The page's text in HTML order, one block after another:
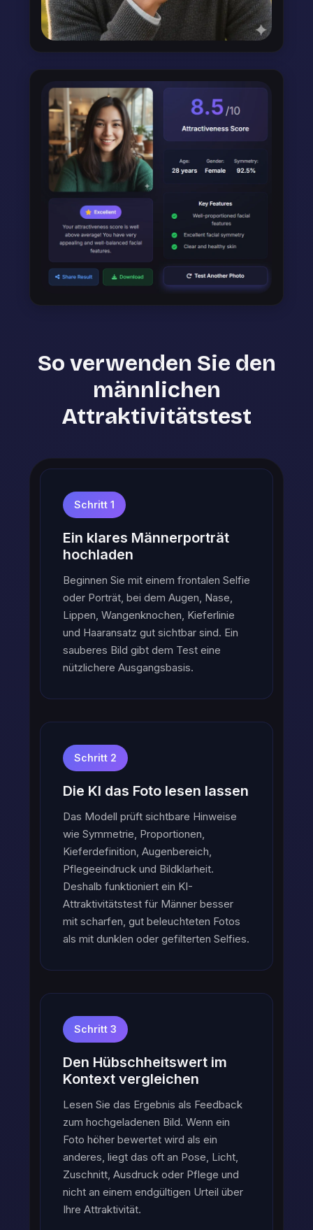
So verwenden Sie den
männlichen
Attraktivitätstest
Schritt 1
Ein klares Männerporträt
hochladen
Beginnen Sie mit einem frontalen Selfie
oder Porträt, bei dem Augen, Nase,
Lippen, Wangenknochen, Kieferlinie
und Haaransatz gut sichtbar sind. Ein
sauberes Bild gibt dem Test eine
nützlichere Ausgangsbasis.
Schritt 2
Die KI das Foto lesen lassen
Das Modell prüft sichtbare Hinweise
wie Symmetrie, Proportionen,
Kieferdefinition, Augenbereich,
Pflegeeindruck und Bildklarheit.
Deshalb funktioniert ein KI-
Attraktivitätstest für Männer besser
mit scharfen, gut beleuchteten Fotos
als mit dunklen oder gefilterten Selfies.
Schritt 3
Den Hübschheitswert im
Kontext vergleichen
Lesen Sie das Ergebnis als Feedback
zum hochgeladenen Bild. Wenn ein
Foto höher bewertet wird als ein
anderes, liegt das oft an Pose, Licht,
Zuschnitt, Ausdruck oder Pflege und
nicht an einem endgültigen Urteil über
Ihre Attraktivität.